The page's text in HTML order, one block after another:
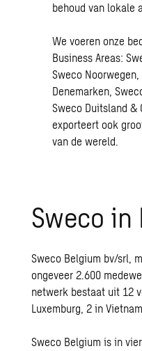
behoud van lokale
We voeren onze
Business Areas:
Sweco
Denemarken,
Sweco Duitsland &
exporteert ook
van de wereld.
Sweco in
Sweco Belgium bv/srl,
ongeveer 2.600
netwerk bestaat uit 12
Luxemburg, 2 in
Sweco Belgium is in